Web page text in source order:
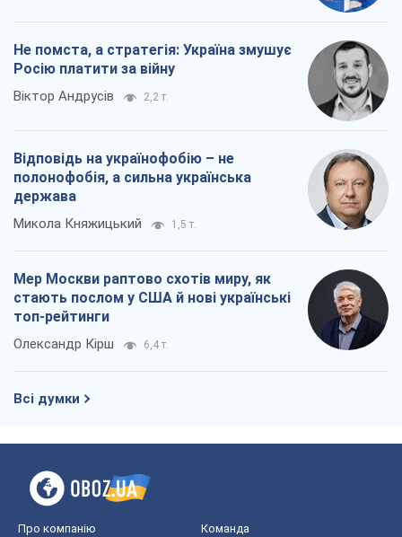
Не помста, а стратегія: Україна змушує
Росію платити за війну
Віктор Андрусів 2,2 т.
Відповідь на українофобію – не
полонофобія, а сильна українська
держава
Микола Княжицький 1,5 т.
Мер Москви раптово схотів миру, як
стають послом у США й нові українські
топ-рейтинги
Олександр Кірш 6,4 т.
Всі думки
Про компанію Команда